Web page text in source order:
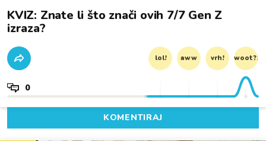
KVIZ: Znate li što znači ovih 7/7 Gen Z
izraza?
lol! aww vrh! woot?!
0
KOMENTIRAJ